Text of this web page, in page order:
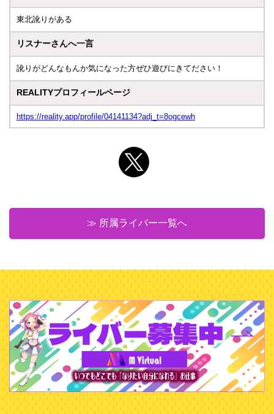
東北訛りがある
リスナーさんへ一言
訛りがどんなもんか気になった方ぜひ遊びにきてださい！
REALITYプロフィールページ
https://reality.app/profile/04141134?adj_t=8ogcewh
≫ 所属ライバー一覧へ